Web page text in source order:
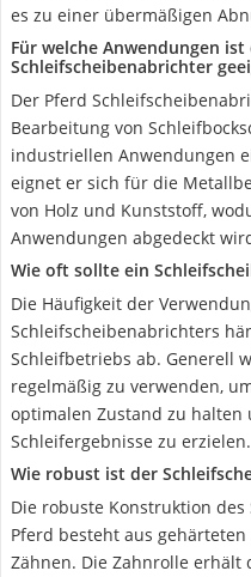
es zu einer übermäßigen
Für welche Anwendungen ist
Schleifscheibenabrichter
Der Pferd
Bearbeitung von
industriellen Anwendungen
eignet er sich für die
von Holz und Kunststoff,
Anwendungen abgedeckt
Wie oft sollte ein
Die Häufigkeit der
Schleifscheibenabrichters
Schleifbetriebs ab. Generell
regelmäßig zu verwenden,
optimalen Zustand zu halten
Schleifergebnisse zu erzielen.
Wie robust ist der
Die robuste Konstruktion
Pferd besteht aus
Zähnen. Die Zahnrolle erhält